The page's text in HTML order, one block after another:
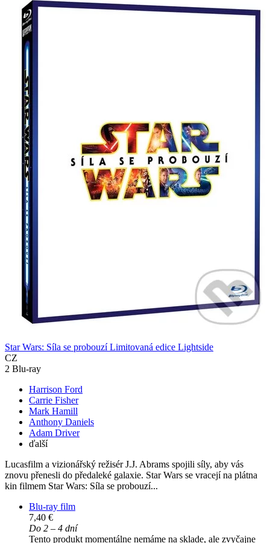
Star Wars: Síla se probouzí Limitovaná edice Lightside
CZ
2 Blu-ray
Harrison Ford
Carrie Fisher
Mark Hamill
Anthony Daniels
Adam Driver
ďalší
Lucasfilm a vizionářský režisér J.J. Abrams spojili síly, aby vás
znovu přenesli do předaleké galaxie. Star Wars se vracejí na plátna
kin filmem Star Wars: Síla se probouzí...
Blu-ray film
7,40 €
Do 2 – 4 dní
Tento produkt momentálne nemáme na sklade, ale zvyčajne